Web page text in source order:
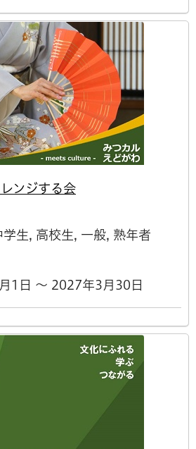
ンジする会
生, 高校生, 一般, 熟年者
1日 ～ 2027年3月30日